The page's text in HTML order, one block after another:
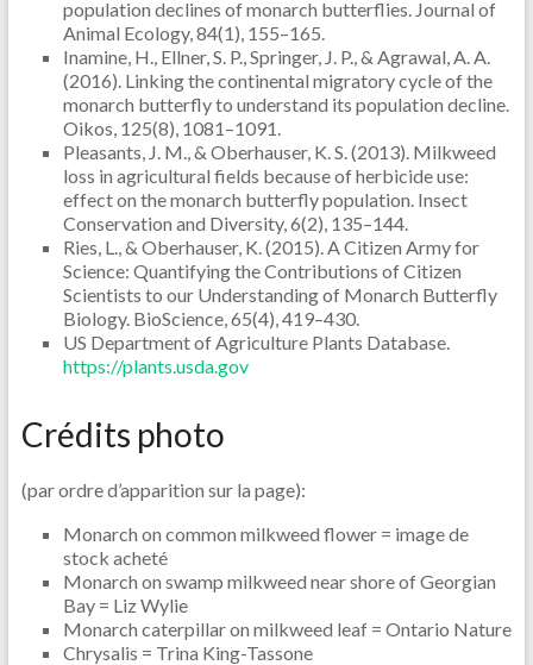
population declines of monarch butterflies. Journal of
Animal Ecology, 84(1), 155–165.
Inamine, H., Ellner, S. P., Springer, J. P., & Agrawal, A. A.
(2016). Linking the continental migratory cycle of the
monarch butterfly to understand its population decline.
Oikos, 125(8), 1081–1091.
Pleasants, J. M., & Oberhauser, K. S. (2013). Milkweed
loss in agricultural fields because of herbicide use:
effect on the monarch butterfly population. Insect
Conservation and Diversity, 6(2), 135–144.
Ries, L., & Oberhauser, K. (2015). A Citizen Army for
Science: Quantifying the Contributions of Citizen
Scientists to our Understanding of Monarch Butterfly
Biology. BioScience, 65(4), 419–430.
US Department of Agriculture Plants Database.
https://plants.usda.gov
Crédits photo
(par ordre d’apparition sur la page):
Monarch on common milkweed flower = image de
stock acheté
Monarch on swamp milkweed near shore of Georgian
Bay = Liz Wylie
Monarch caterpillar on milkweed leaf = Ontario Nature
Chrysalis = Trina King-Tassone